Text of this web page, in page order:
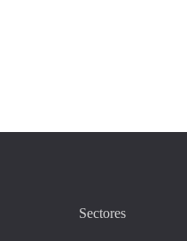
Sectores